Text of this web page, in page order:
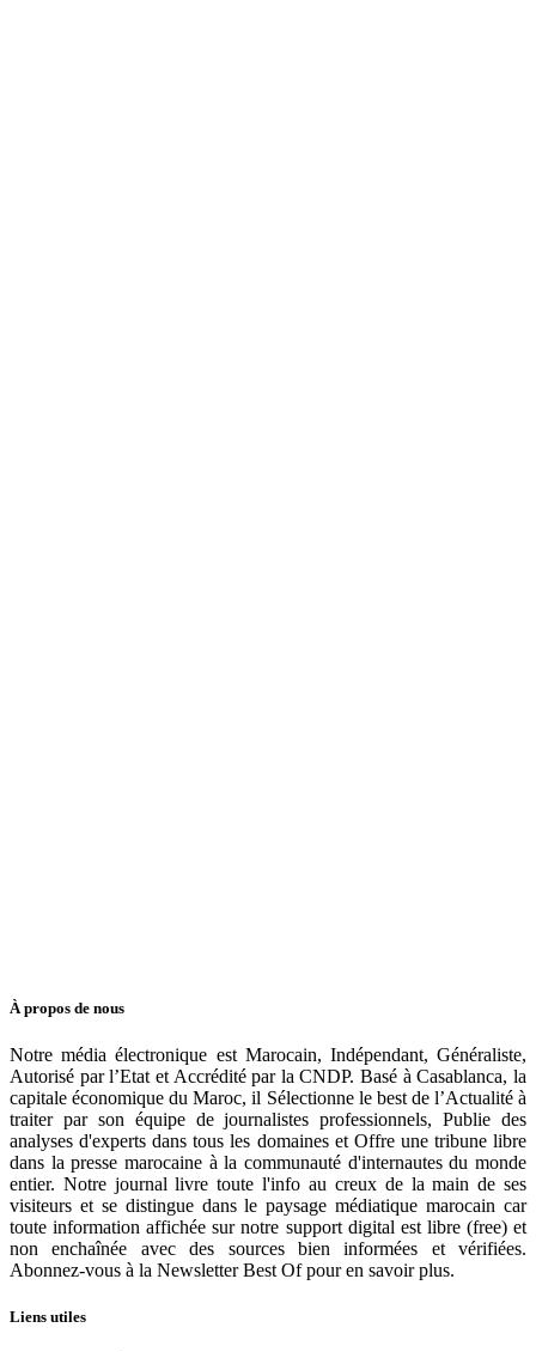
À propos de nous
Notre média électronique est Marocain, Indépendant, Généraliste,
Autorisé par l’Etat et Accrédité par la CNDP. Basé à Casablanca, la
capitale économique du Maroc, il Sélectionne le best de l’Actualité à
traiter par son équipe de journalistes professionnels, Publie des
analyses d'experts dans tous les domaines et Offre une tribune libre
dans la presse marocaine à la communauté d'internautes du monde
entier. Notre journal livre toute l'info au creux de la main de ses
visiteurs et se distingue dans le paysage médiatique marocain car
toute information affichée sur notre support digital est libre (free) et
non enchaînée avec des sources bien informées et vérifiées.
Abonnez-vous à la Newsletter Best Of pour en savoir plus.
Liens utiles